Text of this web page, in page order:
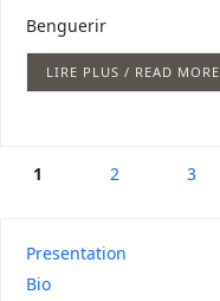
Benguerir
LIRE PLUS / READ MORE
1 2 3
Presentation
Bio